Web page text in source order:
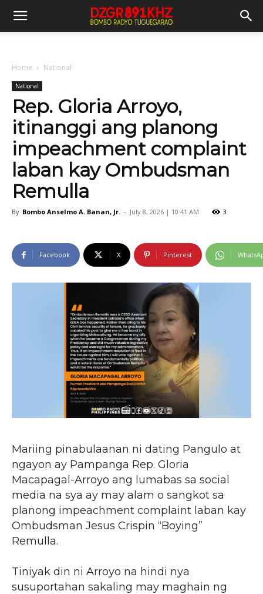
Home National
National
Rep. Gloria Arroyo,
itinanggi ang planong
impeachment complaint
laban kay Ombudsman
Remulla
By Bombo Anselmo A. Banan, Jr. - July 8, 2026 | 10:41 AM 3
Facebook X Pinterest
Mariing pinabulaanan ni dating Pangulo at
ngayon ay Pampanga Rep. Gloria
Macapagal-Arroyo ang lumabas sa social
media na sya ay may alam o sangkot sa
planong impeachment complaint laban kay
Ombudsman Jesus Crispin “Boying”
Remulla.
Tiniyak din ni Arroyo na hindi nya
susuportahan sakaling may maghain ng